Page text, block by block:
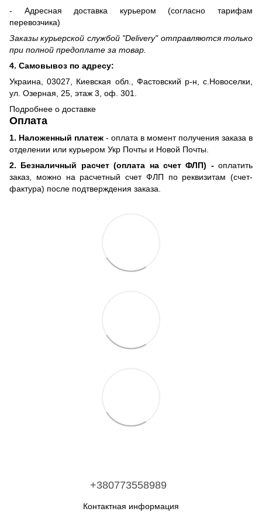
- Адресная доставка курьером (согласно тарифам
перевозчика)
Заказы курьерской службой "Delivery" отправляются только
при полной предоплате за товар.
4. Самовывоз по адресу:
Украина, 03027, Киевская обл., Фастовский р-н, с.Новоселки,
ул. Озерная, 25, этаж 3, оф. 301.
Подробнее о доставке
Оплата
1. Наложенный платеж - оплата в момент получения заказа в
отделении или курьером Укр Почты и Новой Почты.
2. Безналичный расчет (оплата на счет ФЛП) -оплатить
заказ, можно на расчетный счет ФЛП по реквизитам (счет-
фактура) после подтверждения заказа.
+380773558989
Контактная информация